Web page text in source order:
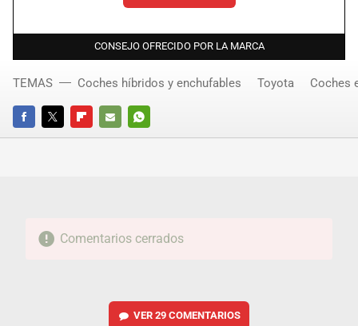
CONSEJO OFRECIDO POR LA MARCA
FACEBOOKTWITTERFLIPBOARD
E-
WHATSAPP
TEMAS Coches híbridos y enchufables Toyota Coches
Comentarios cerrados
VER 29 COMENTARIOS